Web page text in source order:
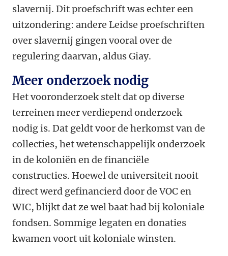
slavernij. Dit proefschrift was echter een
uitzondering: andere Leidse proefschriften
over slavernij gingen vooral over de
regulering daarvan, aldus Giay.
Meer onderzoek nodig
Het vooronderzoek stelt dat op diverse
terreinen meer verdiepend onderzoek
nodig is. Dat geldt voor de herkomst van de
collecties, het wetenschappelijk onderzoek
in de koloniën en de financiële
constructies. Hoewel de universiteit nooit
direct werd gefinancierd door de VOC en
WIC, blijkt dat ze wel baat had bij koloniale
fondsen. Sommige legaten en donaties
kwamen voort uit koloniale winsten.